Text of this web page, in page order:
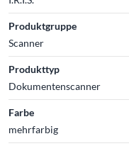
Produktgruppe
Scanner
Produkttyp
Dokumentenscanner
Farbe
mehrfarbig